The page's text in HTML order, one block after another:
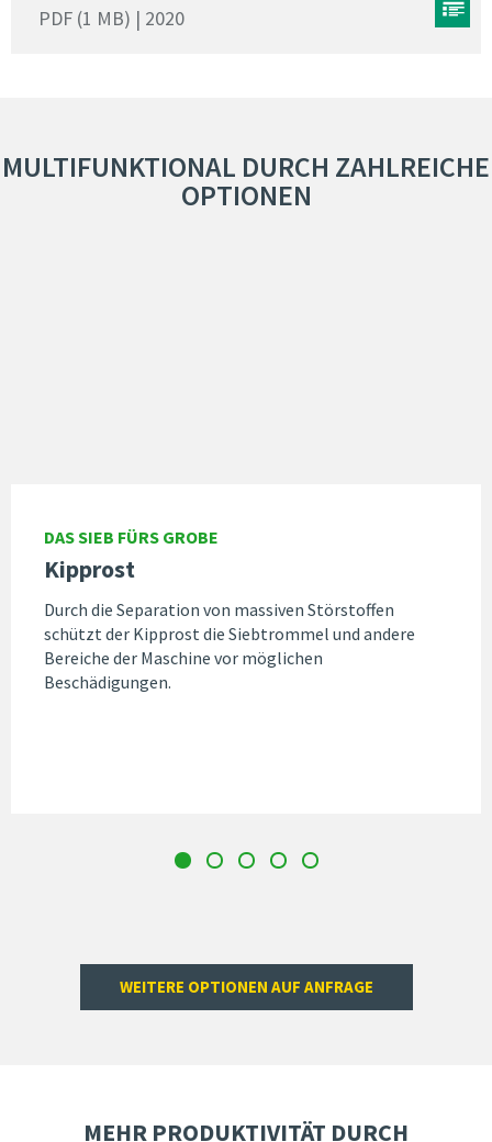
PDF (1 MB) | 2020
MULTIFUNKTIONAL DURCH ZAHLREICHE
OPTIONEN
DAS SIEB FÜRS GROBE
Kipprost
Durch die Separation von massiven Störstoffen
schützt der Kipprost die Siebtrommel und andere
Bereiche der Maschine vor möglichen
Beschädigungen.
WEITERE OPTIONEN AUF ANFRAGE
MEHR PRODUKTIVITÄT DURCH